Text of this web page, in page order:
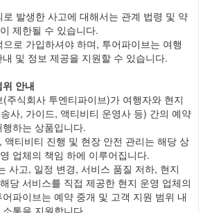
발생한 사고에 대해서는 관계 법령 및 약
제한될 수 있습니다.
로 가입하셔야 하며, 투어파이브는 여행
및 정보 제공을 지원할 수 있습니다.
안내
주식회사 투엔티파이브)가 여행자와 현지
사, 가이드, 액티비티 운영사 등) 간의 예약
하는 상품입니다.
티비티 진행 및 현장 안전 관리는 해당 상
업체의 책임 하에 이루어집니다.
사고, 일정 변경, 서비스 품질 저하, 현지
당 서비스를 직접 제공한 현지 운영 업체의
파이브는 예약 중개 및 고객 지원 범위 내
통을 지원합니다.